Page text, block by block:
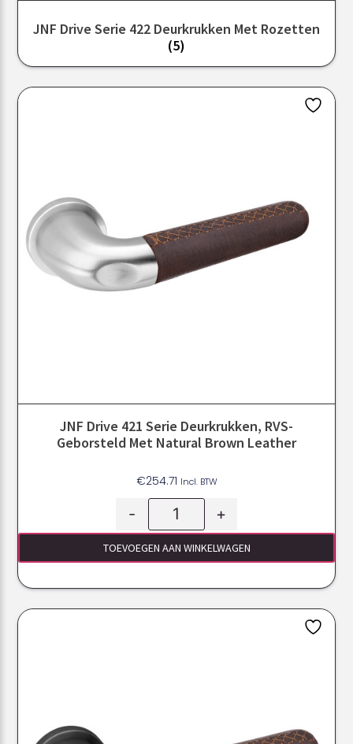
JNF Drive Serie 422 Deurkrukken Met Rozetten
(5)
JNF Drive 421 Serie Deurkrukken, RVS-
Geborsteld Met Natural Brown Leather
€254.71 Incl. BTW
- +
TOEVOEGEN AAN WINKELWAGEN